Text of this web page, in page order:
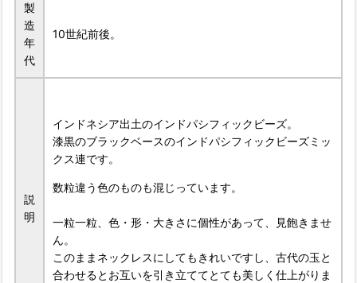
製
造
年
代
10世紀前後。
説
明
インドネシア出土のインドパシフィックビーズ。
漆黒のブラックベースのインドパシフィックビーズミッ
クス連です。
数粒違う色のものも混じっています。
一粒一粒、色・形・大きさに個性があって、見飽きませ
ん。
このままネックレスにしてもきれいですし、古代の玉と
合わせるとお互いを引き立ててとても美しく仕上がりま